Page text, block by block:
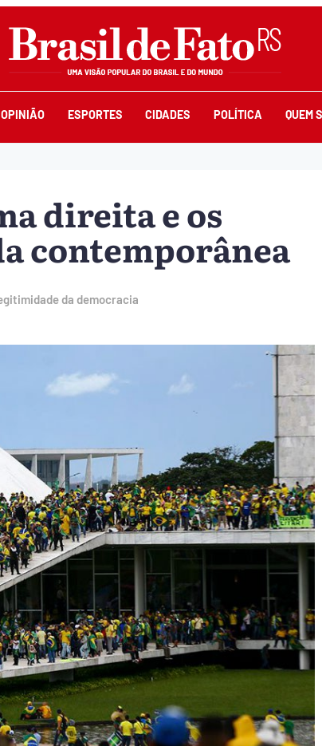
OPINIÃO ESPORTES CIDADES POLÍTICA QUEM
direita e os
contemporânea
da democracia